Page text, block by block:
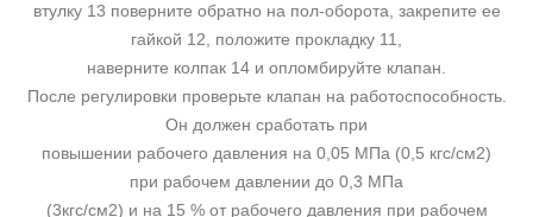
втулку 13 поверните обратно на пол-оборота, закрепите ее
гайкой 12, положите прокладку 11,
наверните колпак 14 и опломбируйте клапан.
После регулировки проверьте клапан на работоспособность.
Он должен сработать при
повышении рабочего давления на 0,05 МПа (0,5 кгс/см2)
при рабочем давлении до 0,3 МПа
(3кгс/см2) и на 15 % от рабочего давления при рабочем